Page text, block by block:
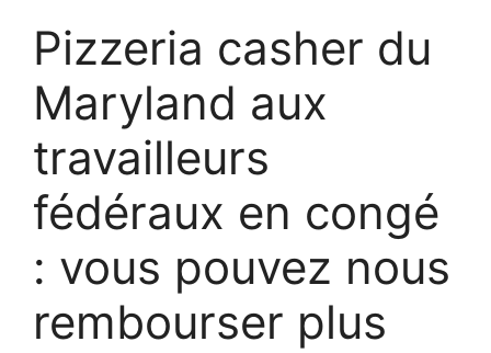
Pizzeria casher du
Maryland aux
travailleurs
fédéraux en congé
: vous pouvez nous
rembourser plus